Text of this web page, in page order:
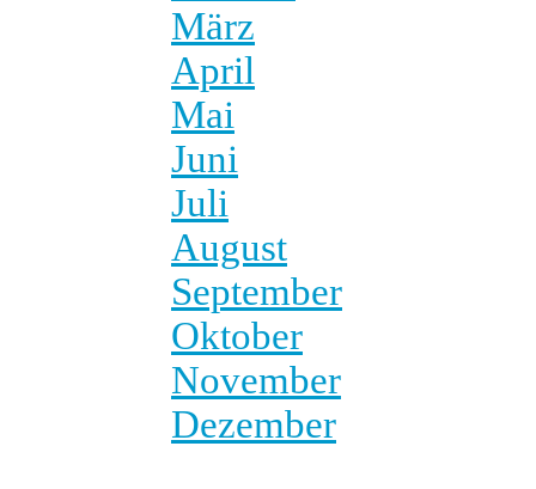
März
April
Mai
Juni
Juli
August
September
Oktober
November
Dezember